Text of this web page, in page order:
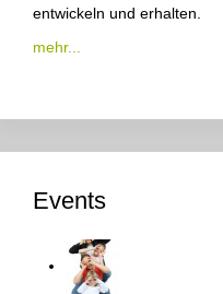
entwickeln und erhalten.
mehr...
Events